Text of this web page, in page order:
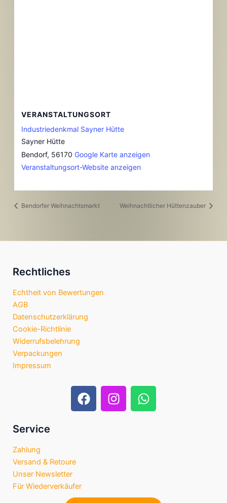
VERANSTALTUNGSORT
Industriedenkmal Sayner Hütte
Sayner Hütte
Bendorf, 56170 Google Karte anzeigen
Veranstaltungsort-Website anzeigen
Bendorfer Weihnachtsmarkt Weihnachtlicher Hüttenzauber
Rechtliches
Echtheit von Bewertungen
AGB
Datenschutzerklärung
Cookie-Richtlinie
Widerrufsbelehrung
Verpackungen
Impressum
F
a
I
n
W
h
Service
Zahlung
Versand & Retoure
Unser Newsletter
Für Wiederverkäufer